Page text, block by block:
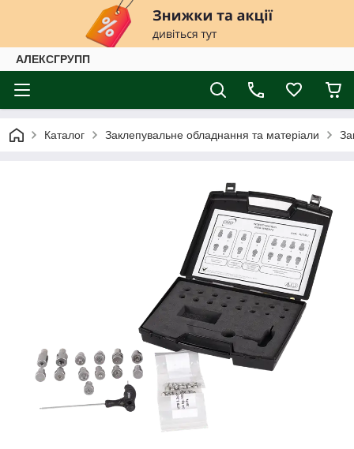
АЛЕКСГРУПП
Каталог Заклепувальне обладнання та матеріали